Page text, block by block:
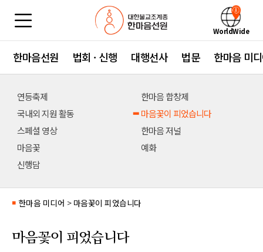
WorldWide
한마음선원 법회 · 신행 대행선사 법문 한마음 미
연등축제
한마음 합창제
국내외 지원 활동
마음꽃이 피었습니다
스페셜 영상
한마음 저널
마음꽃
예화
신행담
■ 한마음 미디어 > 마음꽃이 피었습니다
마음꽃이 피었습니다